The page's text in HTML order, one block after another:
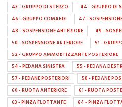
43 - GRUPPO DI STERZO
44 - GRUPPO DI
46 - GRUPPO COMANDI
47 -
48 - SOSPENSIONE ANTERIORE
49 -
50 - SOSPENSIONE ANTERIORE
51 -
52 - GRUPPO AMMORTIZZANTE POSTERIORE
54 - PEDANA SINISTRA
55 - PEDANA
57 - PEDANE POSTERIORI
58 - PEDANE
60 - RUOTA ANTERIORE
61 - RUOTA
63 - PINZA FLOTTANTE
64 - PINZA